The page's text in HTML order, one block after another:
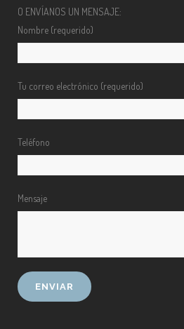
O ENVÍANOS UN MENSAJE:
Nombre (requerido)
Tu correo electrónico (requerido)
Teléfono
Mensaje